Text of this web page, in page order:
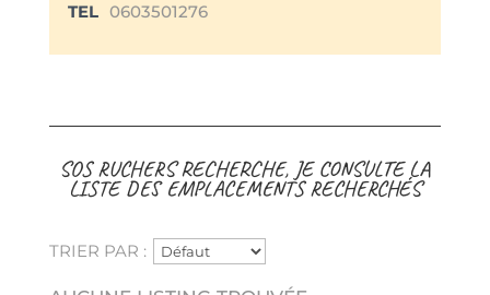
TEL 0603501276
SOS RUCHERS RECHERCHE, JE CONSULTE LA
LISTE DES EMPLACEMENTS RECHERCHÉS
TRIER PAR :